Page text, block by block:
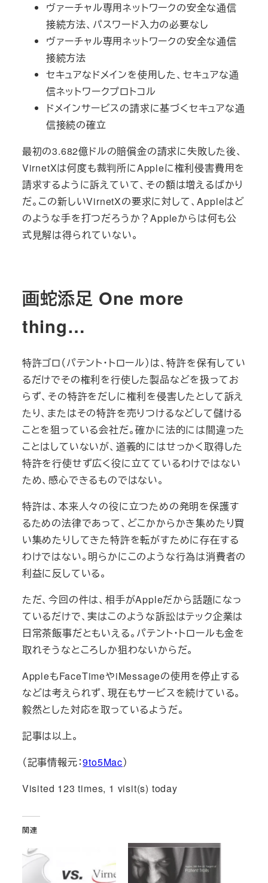
ヴァーチャル専用ネットワークの安全な通信
接続方法、パスワード入力の必要なし
ヴァーチャル専用ネットワークの安全な通信
接続方法
セキュアなドメインを使用した、セキュアな通
信ネットワークプロトコル
ドメインサービスの請求に基づくセキュアな通
信接続の確立
最初の3.682億ドルの賠償金の請求に失敗した後、
VirnetXは何度も裁判所にAppleに権利侵害費用を
請求するように訴えていて、その額は増えるばかり
だ。この新しいVirnetXの要求に対して、Appleはど
のような手を打つだろうか？Appleからは何も公
式見解は得られていない。
画蛇添足 One more
thing…
特許ゴロ（パテント・トロール）は、特許を保有してい
るだけでその権利を行使した製品などを扱ってお
らず、その特許をだしに権利を侵害したとして訴え
たり、またはその特許を売りつけるなどして儲ける
ことを狙っている会社だ。確かに法的には間違った
ことはしていないが、道義的にはせっかく取得した
特許を行使せず広く役に立てているわけではない
ため、感心できるものではない。
特許は、本来人々の役に立つための発明を保護す
るための法律であって、どこかからかき集めたり買
い集めたりしてきた特許を転がすために存在する
わけではない。明らかにこのような行為は消費者の
利益に反している。
ただ、今回の件は、相手がAppleだから話題になっ
ているだけで、実はこのような訴訟はテック企業は
日常茶飯事だともいえる。パテント・トロールも金を
取れそうなところしか狙わないからだ。
AppleもFaceTimeやiMessageの使用を停止する
などは考えられず、現在もサービスを続けている。
毅然とした対応を取っているようだ。
記事は以上。
（記事情報元：9to5Mac）
Visited 123 times, 1 visit(s) today
関連